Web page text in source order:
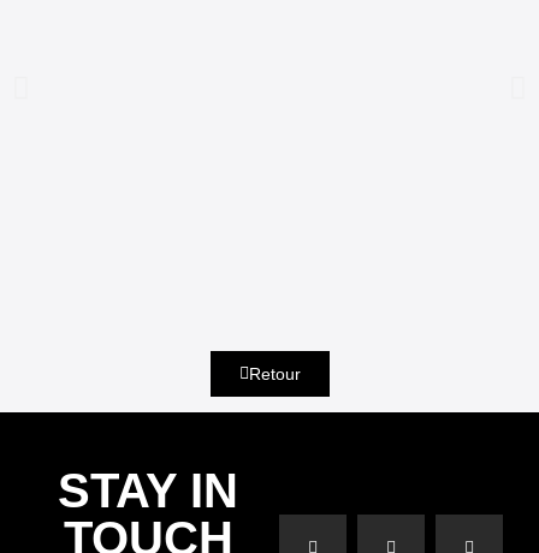
Retour
STAY IN
TOUCH